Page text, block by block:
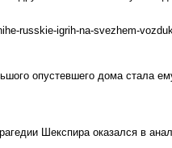
russkie-igrih-na-svezhem-
опустевшего дома
Шекспира оказался в